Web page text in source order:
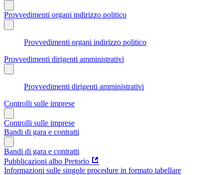
Provvedimenti organi indirizzo politico
Provvedimenti organi indirizzo politico
Provvedimenti dirigenti amministrativi
Provvedimenti dirigenti amministrativi
Controlli sulle imprese
Controlli sulle imprese
Bandi di gara e contratti
Bandi di gara e contratti
Pubblicazioni albo Pretorio
Informazioni sulle singole procedure in formato tabellare